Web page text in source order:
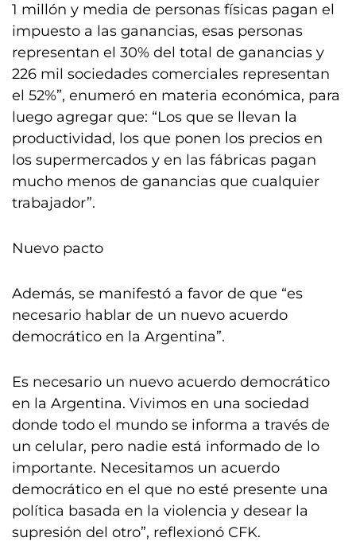
1 millón y media de personas físicas pagan el
impuesto a las ganancias, esas personas
representan el 30% del total de ganancias y
226 mil sociedades comerciales representan
el 52%”, enumeró en materia económica, para
luego agregar que: “Los que se llevan la
productividad, los que ponen los precios en
los supermercados y en las fábricas pagan
mucho menos de ganancias que cualquier
trabajador”.
Nuevo pacto
Además, se manifestó a favor de que “es
necesario hablar de un nuevo acuerdo
democrático en la Argentina”.
Es necesario un nuevo acuerdo democrático
en la Argentina. Vivimos en una sociedad
donde todo el mundo se informa a través de
un celular, pero nadie está informado de lo
importante. Necesitamos un acuerdo
democrático en el que no esté presente una
política basada en la violencia y desear la
supresión del otro”, reflexionó CFK.